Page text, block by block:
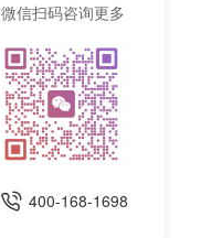
微信扫码咨询更多
400-168-1698